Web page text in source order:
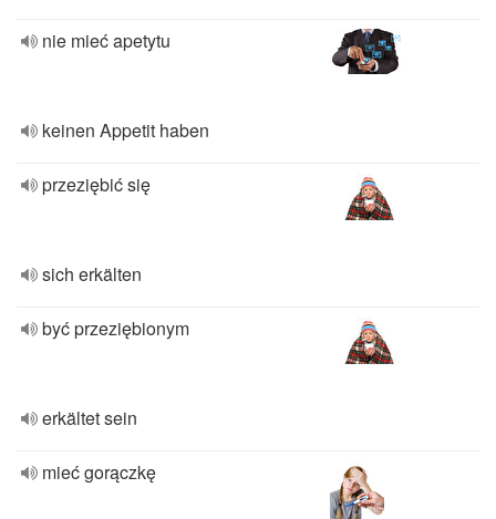
nie mieć apetytu
keinen Appetit haben
przeziębić się
sich erkälten
być przeziębionym
erkältet sein
mieć gorączkę